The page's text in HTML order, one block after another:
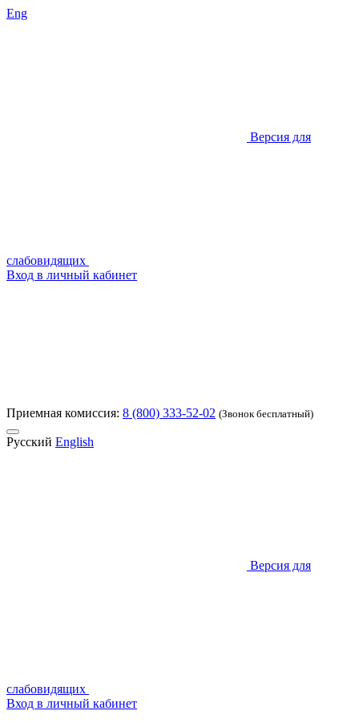
Eng
Версия для
слабовидящих
Вход в личный кабинет
Приемная комиссия: 8 (800) 333-52-02 (Звонок бесплатный)
Русский English
Версия для
слабовидящих
Вход в личный кабинет